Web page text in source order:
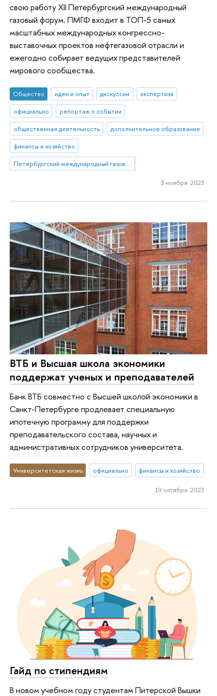
свою работу XII Петербургский международный
газовый форум. ПМГФ входит в ТОП-5 самых
масштабных международных конгрессно-
выставочных проектов нефтегазовой отрасли и
ежегодно собирает ведущих представителей
мирового сообщества.
Общество идеи и опыт дискуссии
экспертиза
официально
репортаж о событии
общественная деятельность
дополнительное образование
финансы и хозяйство
3 ноября 2023
ВТБ и Высшая школа экономики
поддержат ученых и преподавателей
Банк ВТБ совместно с Высшей школой экономики в
Санкт-Петербурге продлевает специальную
ипотечную программу для поддержки
преподавательского состава, научных и
административных сотрудников университета.
Университетская жизнь официально финансы и хозяйство
19 октября 2023
Гайд по стипендиям
В новом учебном году студентам Питерской Вышки